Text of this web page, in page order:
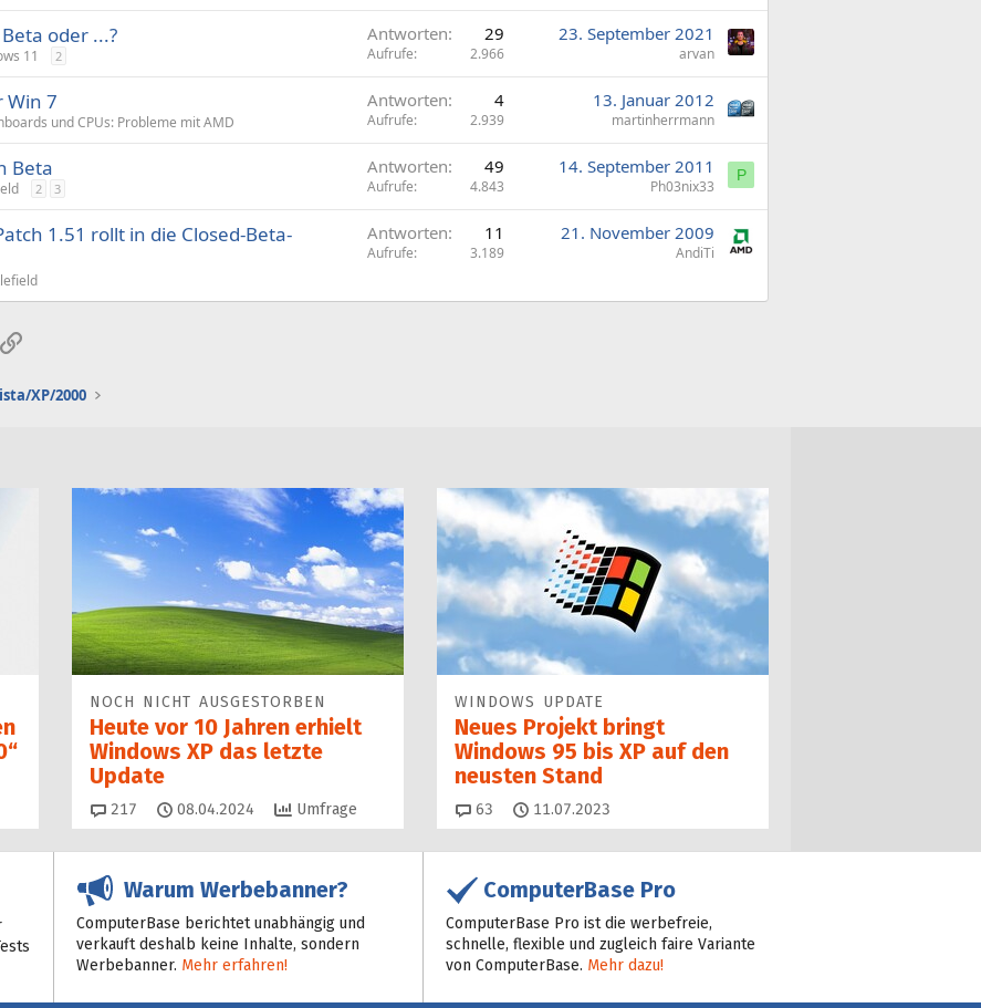
a
oder ...?
11 2
Antworten 29
Aufrufe 2.966
23. September 2021
arvan
Win 7
und CPUs: Probleme mit AMD
Antworten 4
Aufrufe 2.939
13. Januar 2012
martinherrmann
Beta
2 3
Antworten 49
Aufrufe 4.843
14. September 2011
Ph03nix33
P
1.51 rollt in die Closed-Beta-
Antworten 11
Aufrufe 3.189
21. November 2009
AndiTi
Link
XP/2000
NOCH NICHT AUSGESTORBEN
Heute vor 10 Jahren erhielt
Windows XP das letzte
Update
217 Kommentare
08.04.2024 Umfrage
WINDOWS UPDATE
Neues Projekt bringt
Windows 95 bis XP auf den
neusten Stand
63 Kommentare
11.07.2023
Warum Werbebanner?
ComputerBase berichtet unabhängig und
verkauft deshalb keine Inhalte, sondern
Werbebanner. Mehr erfahren!
ComputerBase Pro
ComputerBase Pro ist die werbefreie,
schnelle, flexible und zugleich faire Variante
von ComputerBase. Mehr dazu!